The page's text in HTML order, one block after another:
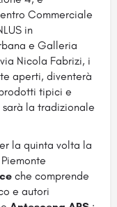
Commerciale
in
e Galleria
Nicola Fabrizi, i
aperti, diventerà
tipici e
la tradizionale
la quinta volta la
che comprende
e autori